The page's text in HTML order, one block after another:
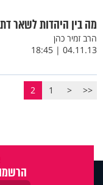
מה בין היהדות לשאר
הרב זמיר כהן
04.11.13 | 18:45
<<
<
1
2